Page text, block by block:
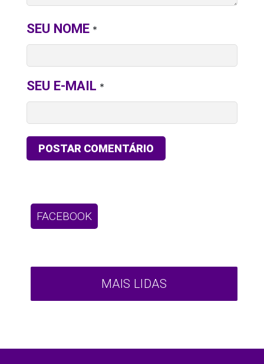
SEU NOME *
SEU E-MAIL *
FACEBOOK
MAIS LIDAS